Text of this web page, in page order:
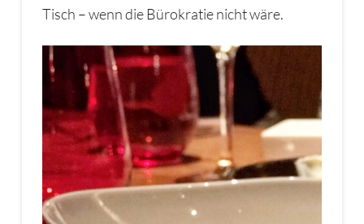
Tisch – wenn die Bürokratie nicht wäre.